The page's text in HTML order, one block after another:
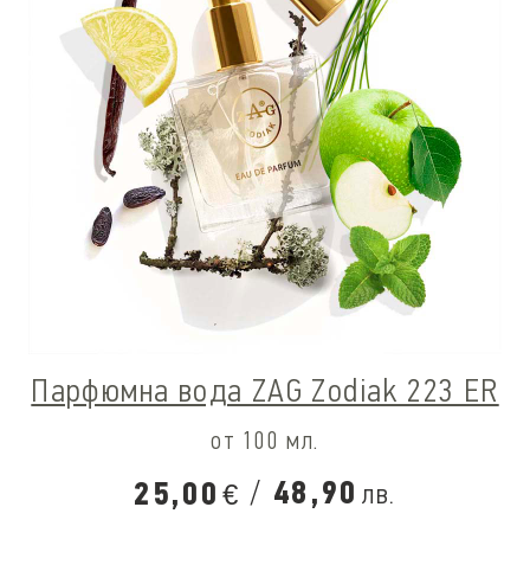
Парфюмна вода ZAG Zodiak 223 ER
от 100 мл.
25,00 € / 48,90 лв.